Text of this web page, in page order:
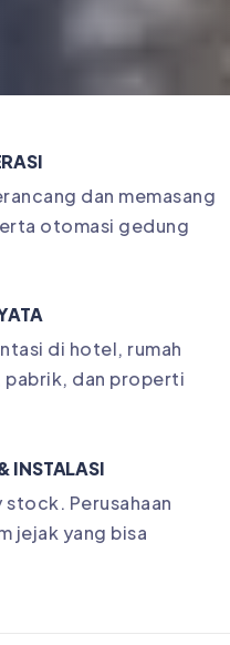
dan memasang
otomasi gedung
di hotel, rumah
dan properti
INSTALASI
Perusahaan
jejak yang bisa